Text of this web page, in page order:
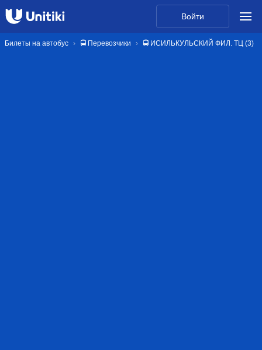
Войти
Билеты на автобус 🚍 Перевозчики 🚍 ИСИЛЬКУЛЬСКИЙ ФИЛ. ТЦ (3)